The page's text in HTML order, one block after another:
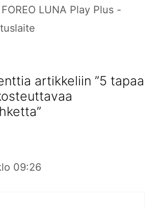
LUNA Play Plus -
artikkeliin ”5 tapaa
09:26